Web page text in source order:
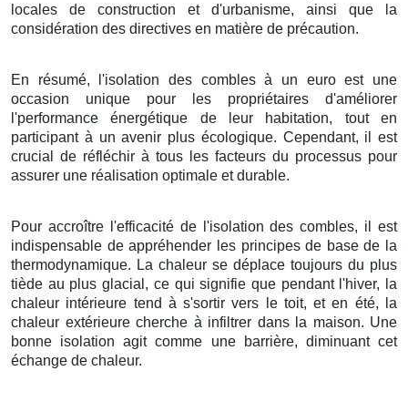
locales de construction et d'urbanisme, ainsi que la
considération des directives en matière de précaution.
En résumé, l'isolation des combles à un euro est une
occasion unique pour les propriétaires d'améliorer
l'performance énergétique de leur habitation, tout en
participant à un avenir plus écologique. Cependant, il est
crucial de réfléchir à tous les facteurs du processus pour
assurer une réalisation optimale et durable.
Pour accroître l'efficacité de l'isolation des combles, il est
indispensable de appréhender les principes de base de la
thermodynamique. La chaleur se déplace toujours du plus
tiède au plus glacial, ce qui signifie que pendant l'hiver, la
chaleur intérieure tend à s'sortir vers le toit, et en été, la
chaleur extérieure cherche à infiltrer dans la maison. Une
bonne isolation agit comme une barrière, diminuant cet
échange de chaleur.